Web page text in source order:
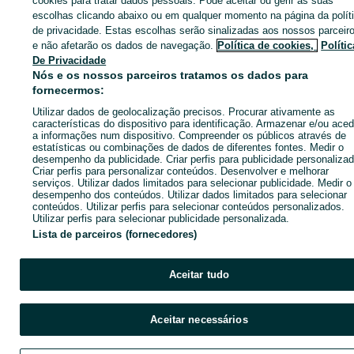
CATEGORIA
ID:660660777 Cliques:
Ligar / SMS Enviar mensagem
escolhas clicando abaixo ou em qualquer momento na página da
de privacidade. Estas escolhas serão sinalizadas aos nossos
e não afetarão os dados de navegação. Política de cookies,
De Privacidade
Nós e os nossos parceiros tratamos os dados para
fornecermos:
Utilizar dados de geolocalização precisos. Procurar ativamente as
características do dispositivo para identificação. Armazenar e/ou
a informações num dispositivo. Compreender os públicos através de
estatísticas ou combinações de dados de diferentes fontes. Medir o
desempenho da publicidade. Criar perfis para publicidade
Criar perfis para personalizar conteúdos. Desenvolver e melhorar
serviços. Utilizar dados limitados para selecionar publicidade. Medir o
desempenho dos conteúdos. Utilizar dados limitados para selecionar
conteúdos. Utilizar perfis para selecionar conteúdos personalizados.
Utilizar perfis para selecionar publicidade personalizada.
Lista de parceiros (fornecedores)
Aceitar tudo
Aceitar necessários